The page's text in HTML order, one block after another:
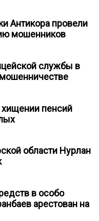
Антикора провели
мошенников
службы в
пенсий
области Нурлан
в особо
арестован на